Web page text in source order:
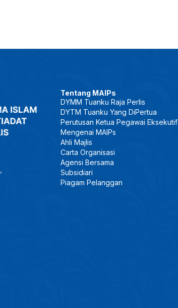
Tentang MAIPs
DYMM Tuanku Raja Perlis
DYTM Tuanku Yang DiPertua
Perutusan Ketua Pegawai Eksekutif
Mengenai MAIPs
Ahli Majlis
Carta Organisasi
Agensi Bersama
Subsidiari
Piagam Pelanggan